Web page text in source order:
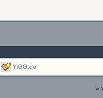
YiGG.de
«